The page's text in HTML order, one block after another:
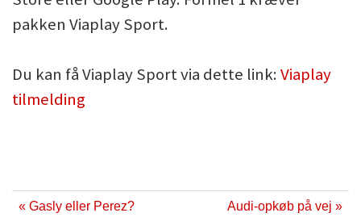
pakken Viaplay Sport.
Du kan få Viaplay Sport via dette link:Viaplay
tilmelding
« Gasly eller Perez? Audi-opkøb på vej »